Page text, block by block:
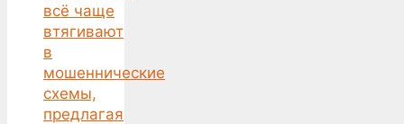
всё чаще
втягивают
в
мошеннические
схемы,
предлагая